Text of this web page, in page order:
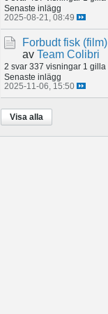
Senaste inlägg
2025-08-21, 08:49
Forbudt fisk (film)
av Team Colibri
2 svar 337 visningar 1 gilla
Senaste inlägg
2025-11-06, 15:50
Visa alla